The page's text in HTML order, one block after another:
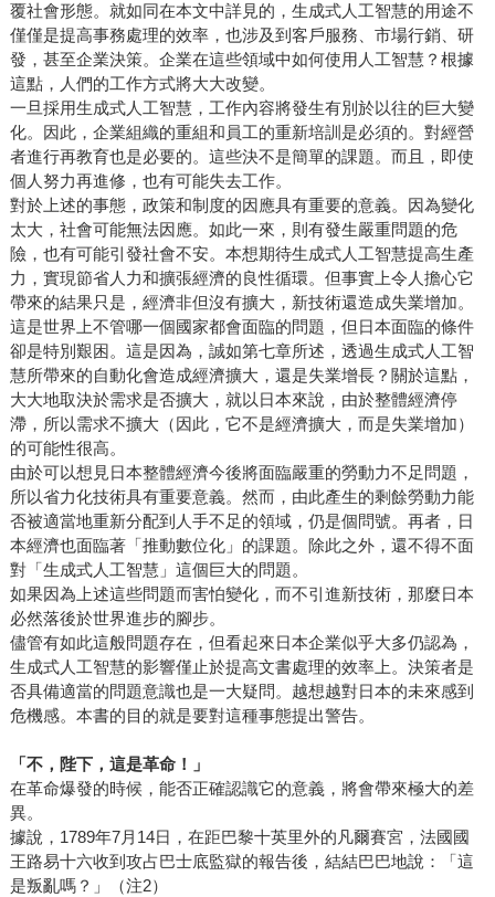
覆社會形態。就如同在本文中詳見的，生成式人工智慧的用途不
僅僅是提高事務處理的效率，也涉及到客戶服務、市場行銷、研
發，甚至企業決策。企業在這些領域中如何使用人工智慧？根據
這點，人們的工作方式將大大改變。
一旦採用生成式人工智慧，工作內容將發生有別於以往的巨大變
化。因此，企業組織的重組和員工的重新培訓是必須的。對經營
者進行再教育也是必要的。這些決不是簡單的課題。而且，即使
個人努力再進修，也有可能失去工作。
對於上述的事態，政策和制度的因應具有重要的意義。因為變化
太大，社會可能無法因應。如此一來，則有發生嚴重問題的危
險，也有可能引發社會不安。本想期待生成式人工智慧提高生產
力，實現節省人力和擴張經濟的良性循環。但事實上令人擔心它
帶來的結果只是，經濟非但沒有擴大，新技術還造成失業增加。
這是世界上不管哪一個國家都會面臨的問題，但日本面臨的條件
卻是特別艱困。這是因為，誠如第七章所述，透過生成式人工智
慧所帶來的自動化會造成經濟擴大，還是失業增長？關於這點，
大大地取決於需求是否擴大，就以日本來說，由於整體經濟停
滯，所以需求不擴大（因此，它不是經濟擴大，而是失業增加）
的可能性很高。
由於可以想見日本整體經濟今後將面臨嚴重的勞動力不足問題，
所以省力化技術具有重要意義。然而，由此產生的剩餘勞動力能
否被適當地重新分配到人手不足的領域，仍是個問號。再者，日
本經濟也面臨著「推動數位化」的課題。除此之外，還不得不面
對「生成式人工智慧」這個巨大的問題。
如果因為上述這些問題而害怕變化，而不引進新技術，那麼日本
必然落後於世界進步的腳步。
儘管有如此這般問題存在，但看起來日本企業似乎大多仍認為，
生成式人工智慧的影響僅止於提高文書處理的效率上。決策者是
否具備適當的問題意識也是一大疑問。越想越對日本的未來感到
危機感。本書的目的就是要對這種事態提出警告。
「不，陛下，這是革命！」
在革命爆發的時候，能否正確認識它的意義，將會帶來極大的差
異。
據說，1789年7月14日，在距巴黎十英里外的凡爾賽宮，法國國
王路易十六收到攻占巴士底監獄的報告後，結結巴巴地說：「這
是叛亂嗎？」（注2）